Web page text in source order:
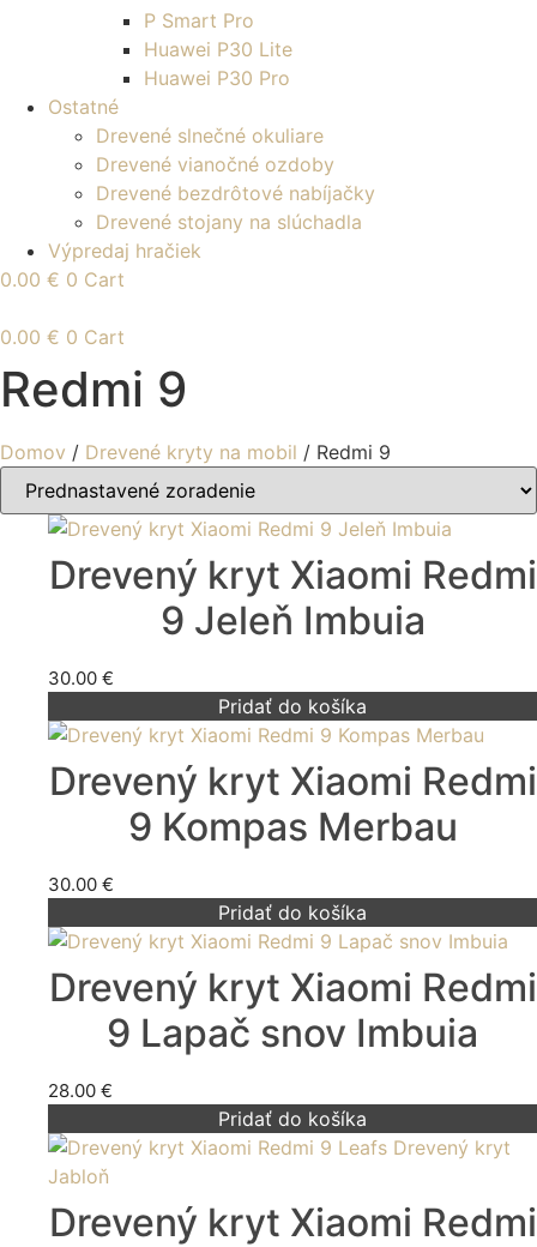
P Smart Pro
Huawei P30 Lite
Huawei P30 Pro
Ostatné
Drevené slnečné okuliare
Drevené vianočné ozdoby
Drevené bezdrôtové nabíjačky
Drevené stojany na slúchadla
Výpredaj hračiek
0.00 € 0 Cart
0.00 € 0 Cart
Redmi 9
Domov / Drevené kryty na mobil / Redmi 9
Drevený kryt Xiaomi Redmi
9 Jeleň Imbuia
30.00 €
Pridať do košíka
Drevený kryt Xiaomi Redmi
9 Kompas Merbau
30.00 €
Pridať do košíka
Drevený kryt Xiaomi Redmi
9 Lapač snov Imbuia
28.00 €
Pridať do košíka
Drevený kryt Xiaomi Redmi